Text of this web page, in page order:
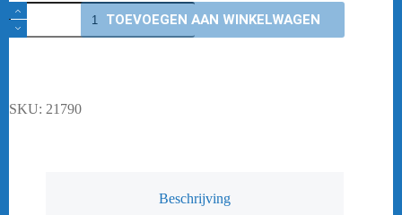
FZ
Forza
Lonnie
TOEVOEGEN AAN WINKELWAGEN
SKU: 21790
Beschrijving